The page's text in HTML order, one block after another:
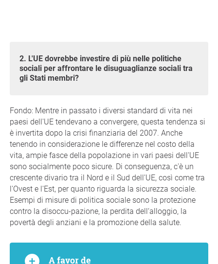
2. L'UE dovrebbe investire di più nelle politiche
sociali per affrontare le disuguaglianze sociali tra
gli Stati membri?
Fondo: Mentre in passato i diversi standard di vita nei
paesi dell'UE tendevano a convergere, questa tendenza si
è invertita dopo la crisi finanziaria del 2007. Anche
tenendo in considerazione le differenze nel costo della
vita, ampie fasce della popolazione in vari paesi dell'UE
sono socialmente poco sicure. Di conseguenza, c'è un
crescente divario tra il Nord e il Sud dell'UE, così come tra
l'Ovest e l'Est, per quanto riguarda la sicurezza sociale.
Esempi di misure di politica sociale sono la protezione
contro la disoccu-pazione, la perdita dell‘alloggio, la
povertà degli anziani e la promozione della salute.
A favor de